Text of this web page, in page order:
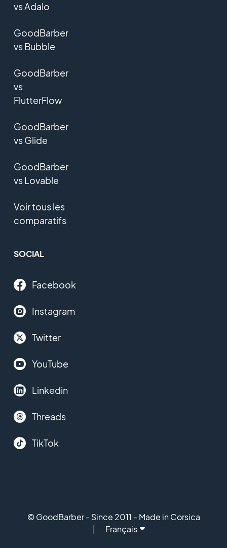
vs Adalo
GoodBarber
vs Bubble
GoodBarber
vs
FlutterFlow
GoodBarber
vs Glide
GoodBarber
vs Lovable
Voir tous les
comparatifs
SOCIAL
Facebook
Instagram
Twitter
YouTube
Linkedin
Threads
TikTok
© GoodBarber - Since 2011 - Made in Corsica
Français